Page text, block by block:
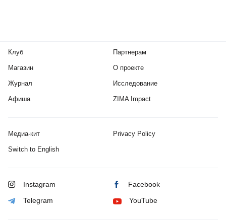
Клуб
Магазин
Журнал
Афиша
Партнерам
О проекте
Исследование
ZIMA Impact
Медиа-кит Privacy Policy
Switch to English
Instagram Facebook
Telegram YouTube